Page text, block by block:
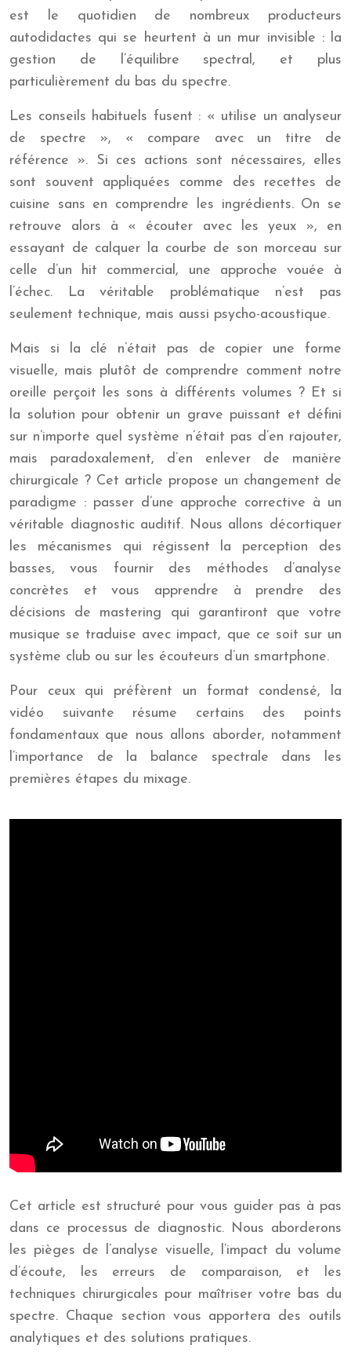
est le quotidien de nombreux producteurs
autodidactes qui se heurtent à un mur invisible : la
gestion de l’équilibre spectral, et plus
particulièrement du bas du spectre.
Les conseils habituels fusent : « utilise un analyseur
de spectre », « compare avec un titre de
référence ». Si ces actions sont nécessaires, elles
sont souvent appliquées comme des recettes de
cuisine sans en comprendre les ingrédients. On se
retrouve alors à « écouter avec les yeux », en
essayant de calquer la courbe de son morceau sur
celle d’un hit commercial, une approche vouée à
l’échec. La véritable problématique n’est pas
seulement technique, mais aussi psycho-acoustique.
Mais si la clé n’était pas de copier une forme
visuelle, mais plutôt de comprendre comment notre
oreille perçoit les sons à différents volumes ? Et si
la solution pour obtenir un grave puissant et défini
sur n’importe quel système n’était pas d’en rajouter,
mais paradoxalement, d’en enlever de manière
chirurgicale ? Cet article propose un changement de
paradigme : passer d’une approche corrective à un
véritable diagnostic auditif. Nous allons décortiquer
les mécanismes qui régissent la perception des
basses, vous fournir des méthodes d’analyse
concrètes et vous apprendre à prendre des
décisions de mastering qui garantiront que votre
musique se traduise avec impact, que ce soit sur un
système club ou sur les écouteurs d’un smartphone.
Pour ceux qui préfèrent un format condensé, la
vidéo suivante résume certains des points
fondamentaux que nous allons aborder, notamment
l’importance de la balance spectrale dans les
premières étapes du mixage.
Cet article est structuré pour vous guider pas à pas
dans ce processus de diagnostic. Nous aborderons
les pièges de l’analyse visuelle, l’impact du volume
d’écoute, les erreurs de comparaison, et les
techniques chirurgicales pour maîtriser votre bas du
spectre. Chaque section vous apportera des outils
analytiques et des solutions pratiques.